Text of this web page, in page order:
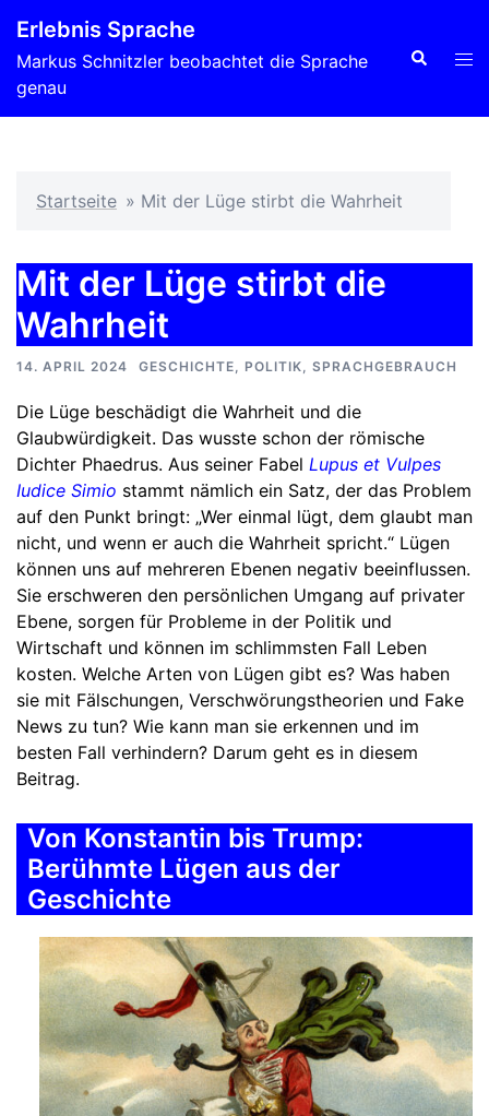
Inhalt
springen
Erlebnis Sprache
Markus Schnitzler beobachtet die Sprache
genau
Suche
Startseite » Mit der Lüge stirbt die Wahrheit
Mit der Lüge stirbt die
Wahrheit
14. APRIL 2024 GESCHICHTE, POLITIK, SPRACHGEBRAUCH
Die Lüge beschädigt die Wahrheit und die
Glaubwürdigkeit. Das wusste schon der römische
Dichter Phaedrus. Aus seiner Fabel Lupus et Vulpes
Iudice Simio stammt nämlich ein Satz, der das Problem
auf den Punkt bringt: „Wer einmal lügt, dem glaubt man
nicht, und wenn er auch die Wahrheit spricht.“ Lügen
können uns auf mehreren Ebenen negativ beeinflussen.
Sie erschweren den persönlichen Umgang auf privater
Ebene, sorgen für Probleme in der Politik und
Wirtschaft und können im schlimmsten Fall Leben
kosten. Welche Arten von Lügen gibt es? Was haben
sie mit Fälschungen, Verschwörungstheorien und Fake
News zu tun? Wie kann man sie erkennen und im
besten Fall verhindern? Darum geht es in diesem
Beitrag.
Von Konstantin bis Trump:
Berühmte Lügen aus der
Geschichte